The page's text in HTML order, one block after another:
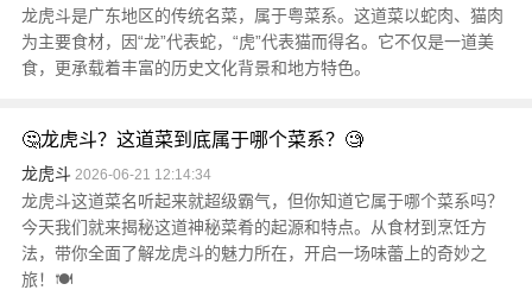
龙虎斗是广东地区的传统名菜，属于粤菜系。这道菜以蛇肉、猫肉
为主要食材，因“龙”代表蛇，“虎”代表猫而得名。它不仅是一道美
食，更承载着丰富的历史文化背景和地方特色。
🤔龙虎斗？这道菜到底属于哪个菜系？🧐
龙虎斗 2026-06-21 12:14:34
龙虎斗这道菜名听起来就超级霸气，但你知道它属于哪个菜系吗？
今天我们就来揭秘这道神秘菜肴的起源和特点。从食材到烹饪方
法，带你全面了解龙虎斗的魅力所在，开启一场味蕾上的奇妙之
旅！🍽️